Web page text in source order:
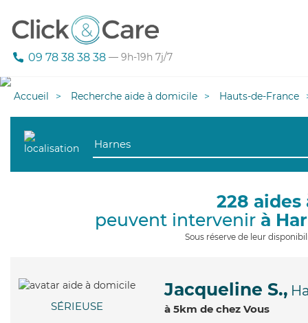
09 78 38 38 38 — 9h-19h 7j/7
Accueil Recherche aide à domicile Hauts-de-France
228
peuvent intervenir à
Sous réserve de leur
SÉRIEUSE
Jacqueline S.,
à 5km de chez Vous